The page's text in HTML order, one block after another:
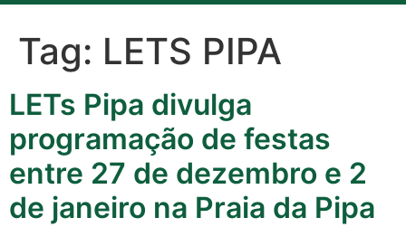
Tag: LETS PIPA
LETs Pipa divulga
programação de festas
entre 27 de dezembro e 2
de janeiro na Praia da Pipa